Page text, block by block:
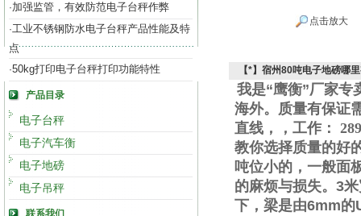
·加强监管，有效防范电子台秤作弊
·工业不锈钢防水电子台秤产品性能及特
点
·50kg打印电子台秤打印功能特性
产品目录
电子台秤
电子汽车衡
电子地磅
电子吊秤
联系我们
点击放大
【*】宿州80吨电子地磅哪
我是“鹰衡”厂家专
海外。质量有保证
直线 ， ，工作 ：
教你选择质量的好
吨位小的，一般面
的麻烦与损失。 3
下，梁是由6mm的